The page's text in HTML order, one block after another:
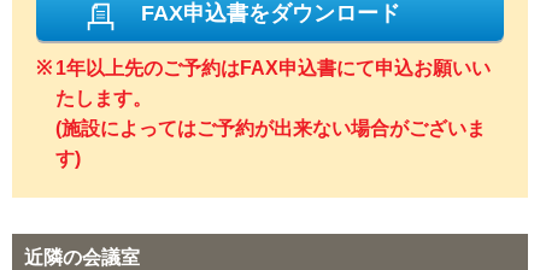
FAX申込書をダウンロード
1年以上先のご予約はFAX申込書にて申込お願いい
たします。
(施設によってはご予約が出来ない場合がございま
す)
近隣の会議室